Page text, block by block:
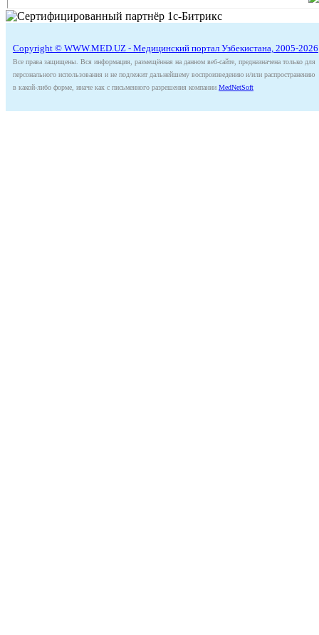
Copyright © WWW.MED.UZ - Медицинский портал Узбекистана, 2005-2026
Все права защищены. Вся информация, размещённая на данном веб-сайте, предназначена только для
персонального использования и не подлежит дальнейшему воспроизведению и/или распространению
в какой-либо форме, иначе как с письменного разрешения компании MedNetSoft